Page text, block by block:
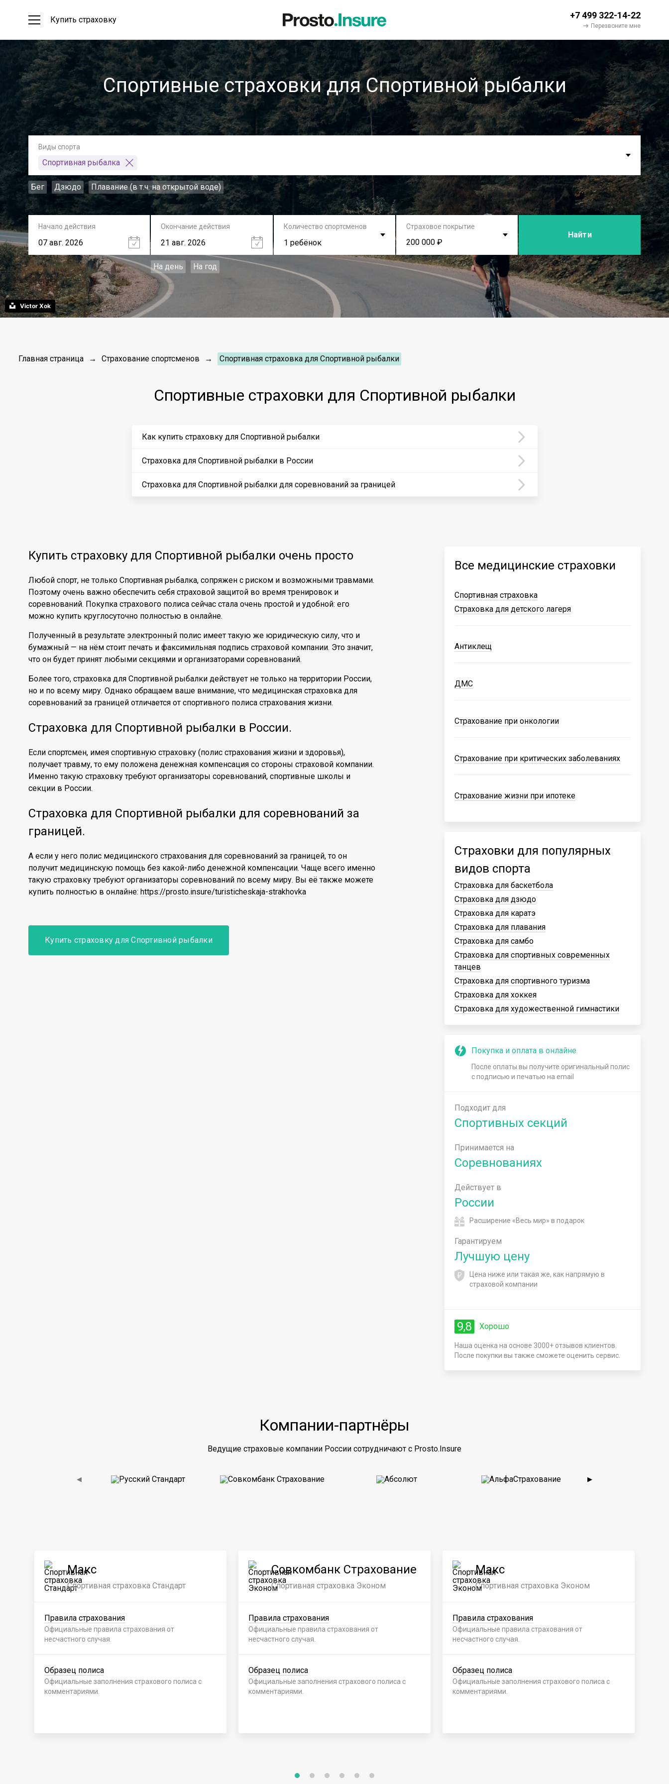
Купить страховку +7 499 322-14-22
Перезвоните мне
Спортивные страховки для Спортивной рыбалки
Victor Xok
Виды спорта
Спортивная рыбалка
Бег Дзюдо Плавание (в т.ч. на открытой воде)
Начало действия Окончание действия
На день На год
Количество спортсменов
1 ребёнок
Страховое покрытие
200 000 ₽
Найти
Главная страница Страхование спортсменов Спортивная страховка для Спортивной рыбалки
Спортивные страховки для Спортивной рыбалки
Как купить страховку для Спортивной рыбалки
Страховка для Спортивной рыбалки в России
Страховка для Спортивной рыбалки для соревнований за границей
Купить страховку для Спортивной рыбалки очень просто
Любой спорт, не только Спортивная рыбалка, сопряжен с риском и возможными травмами.
Поэтому очень важно обеспечить себя страховой защитой во время тренировок и
соревнований. Покупка страхового полиса сейчас стала очень простой и удобной: его
можно купить круглосуточно полностью в онлайне.
Полученный в результате электронный полис имеет такую же юридическую силу, что и
бумажный — на нём стоит печать и факсимильная подпись страховой компании. Это значит,
что он будет принят любыми секциями и организаторами соревнований.
Более того, страховка для Спортивной рыбалки действует не только на территории России,
но и по всему миру. Однако обращаем ваше внимание, что медицинская страховка для
соревнований за границей отличается от спортивного полиса страхования жизни.
Страховка для Спортивной рыбалки в России.
Если спортсмен, имея спортивную страховку (полис страхования жизни и здоровья),
получает травму, то ему положена денежная компенсация со стороны страховой компании.
Именно такую страховку требуют организаторы соревнований, спортивные школы и
секции в России.
Страховка для Спортивной рыбалки для соревнований за
границей.
А если у него полис медицинского страхования для соревнований за границей, то он
получит медицинскую помощь без какой-либо денежной компенсации. Чаще всего именно
такую страховку требуют организаторы соревнований по всему миру. Вы её также можете
купить полностью в онлайне: https://prosto.insure/turisticheskaja-strakhovka
Купить страховку для Спортивной рыбалки
Все медицинские страховки
Спортивная страховка
Страховка для детского лагеря
Антиклещ
ДМС
Страхование при онкологии
Страхование при критических заболеваниях
Страхование жизни при ипотеке
Страховки для популярных
видов спорта
Страховка для баскетбола
Страховка для дзюдо
Страховка для каратэ
Страховка для плавания
Страховка для самбо
Страховка для спортивных современных
танцев
Страховка для спортивного туризма
Страховка для хоккея
Страховка для художественной гимнастики
Покупка и оплата в онлайне
После оплаты вы получите оригинальный полис
с подписью и печатью на email
Подходит для
Спортивных секций
Принимается на
Соревнованиях
Действует в
России
Расширение «Весь мир» в подарок
Гарантируем
Лучшую цену
Цена ниже или такая же, как напрямую в
страховой компании
9,8 Хорошо
Наша оценка на основе 3000+ отзывов клиентов.
После покупки вы также сможете оценить сервис.
Компании-партнёры
Ведущие страховые компании России сотрудничают с Prosto.Insure
◀ ▶
Макс
Спортивная страховка Стандарт
Правила страхования
Официальные правила страхования от
несчастного случая.
Образец полиса
Официальные заполнения страхового полиса с
комментариями.
Совкомбанк Страхование
Спортивная страховка Эконом
Правила страхования
Официальные правила страхования от
несчастного случая.
Образец полиса
Официальные заполнения страхового полиса с
комментариями.
Макс
Спортивная страховка Эконом
Правила страхования
Официальные правила страхования от
несчастного случая.
Образец полиса
Официальные заполнения страхового полиса с
комментариями.